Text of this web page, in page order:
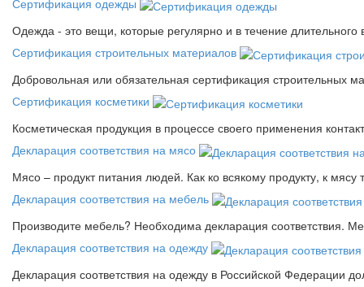
Сертификация одежды
Одежда - это вещи, которые регулярно и в течение
Сертификация строительных материалов
Добровольная или обязательная сертификация строительных
Сертификация косметики
Косметическая продукция в процессе своего применения
Декларация соответствия на мясо
Мясо – продукт питания людей. Как ко всякому продукту, к мясу
Декларация соответствия на мебель
Производите мебель? Необходима декларация соответствия.
Декларация соответствия на одежду
Декларация соответствия на одежду в Российской Федерации